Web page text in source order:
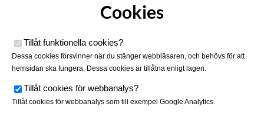
Cookies
Tillåt funktionella cookies?
Dessa cookies försvinner när du stänger webbläsaren, och behövs för att
hemsidan ska fungera. Dessa cookies är tillåtna enligt lagen.
Tillåt cookies för webbanalys?
Tillåt cookies för webbanalys som till exempel Google Analytics.